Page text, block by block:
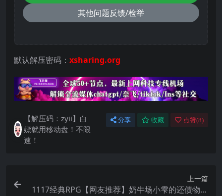
其他问题反馈/检举
默认解压密码： xsharing.org
【解压码：zyii】白
嫖就用移动盘！不限
速！
分享 收藏 点赞(8)
上一篇
1117经典RPG【网友推荐】奶牛场小雫的还债物语